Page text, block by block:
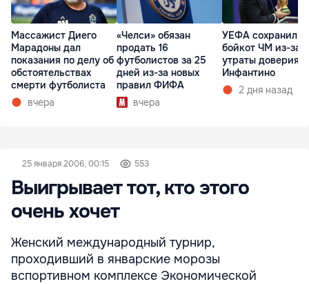
Массажист Диего
Марадоны дал
показания по делу об
обстоятельствах
смерти футболиста
вчера
«Челси» обязан
продать 16
футболистов за 25
дней из-за новых
правил ФИФА
вчера
УЕФА сохранил
бойкот ЧМ из-за
утраты доверия к
Инфантино
2 дня назад
25 января 2006, 00:15 553
Выигрывает тот, кто этого
очень хочет
Женский международный турнир,
проходивший в январские морозы
вспортивном комплексе Экономической